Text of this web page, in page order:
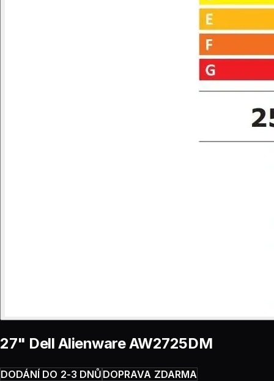
27" Dell Alienware AW2725DM
DODÁNÍ DO 2-3 DNŮ DOPRAVA ZDARMA